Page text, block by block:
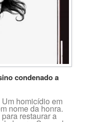
condenado a
homicídio em
nome da honra.
restaurar a